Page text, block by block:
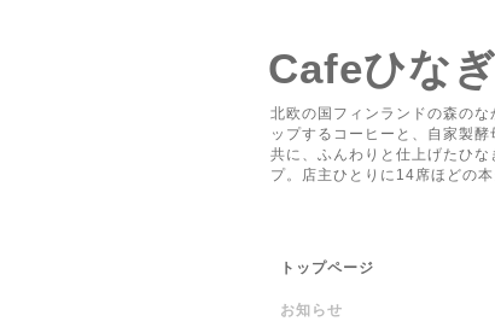
Cafeひなぎ
北欧の国フィンランドの森の
ップするコーヒーと、自家製
共に、ふんわりと仕上げたひ
プ。店主ひとりに14席ほどの
トップページ
お知らせ